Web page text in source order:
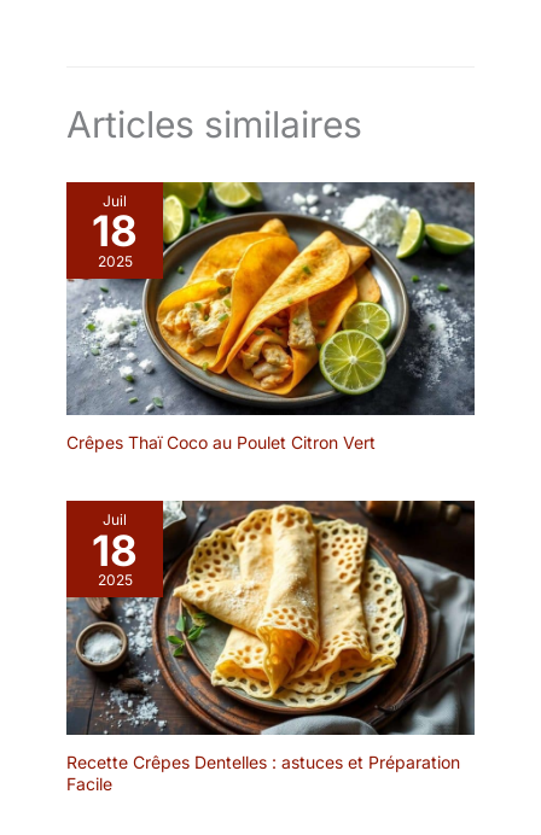
plateau de service offre
suffisamment d’espace
tartes, cheesecakes,
pâtisseries, cupcakes,
biscuits et desserts de
fête. ✔ IDÉAL POUR
APÉRITIFS ET
FROMAGES: Parfait
comme plateau apéritif
ou plateau à fromage
pour servir charcuterie,
fruits, pain, amuse-
bouches, sushi,
maison. ✔ POLYVALENT
POUR LA DÉCORATION:
Utilisez-le également
comme plateau décoratif
pour bougies, vases,
compositions florales ou
décorations saisonnières
sur une table à manger,
une table basse ou un
RÉSISTANT ET
Articles similaires
Juil
18
2025
Crêpes Thaï Coco au Poulet Citron Vert
Juil
18
2025
Recette Crêpes Dentelles : astuces et Préparation
Facile